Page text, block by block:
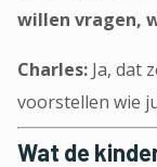
willen vragen,
Charles: Ja, dat
voorstellen wie
Wat de